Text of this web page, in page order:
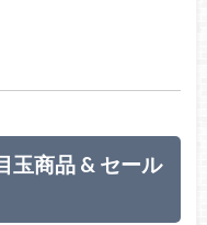
玉商品 & セール